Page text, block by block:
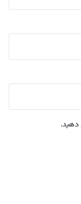
دهید.